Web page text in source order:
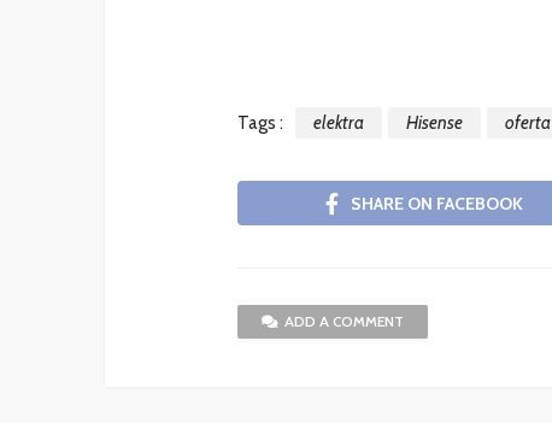
Tags : elektra Hisense oferta
SHARE ON FACEBOOK
ADD A COMMENT